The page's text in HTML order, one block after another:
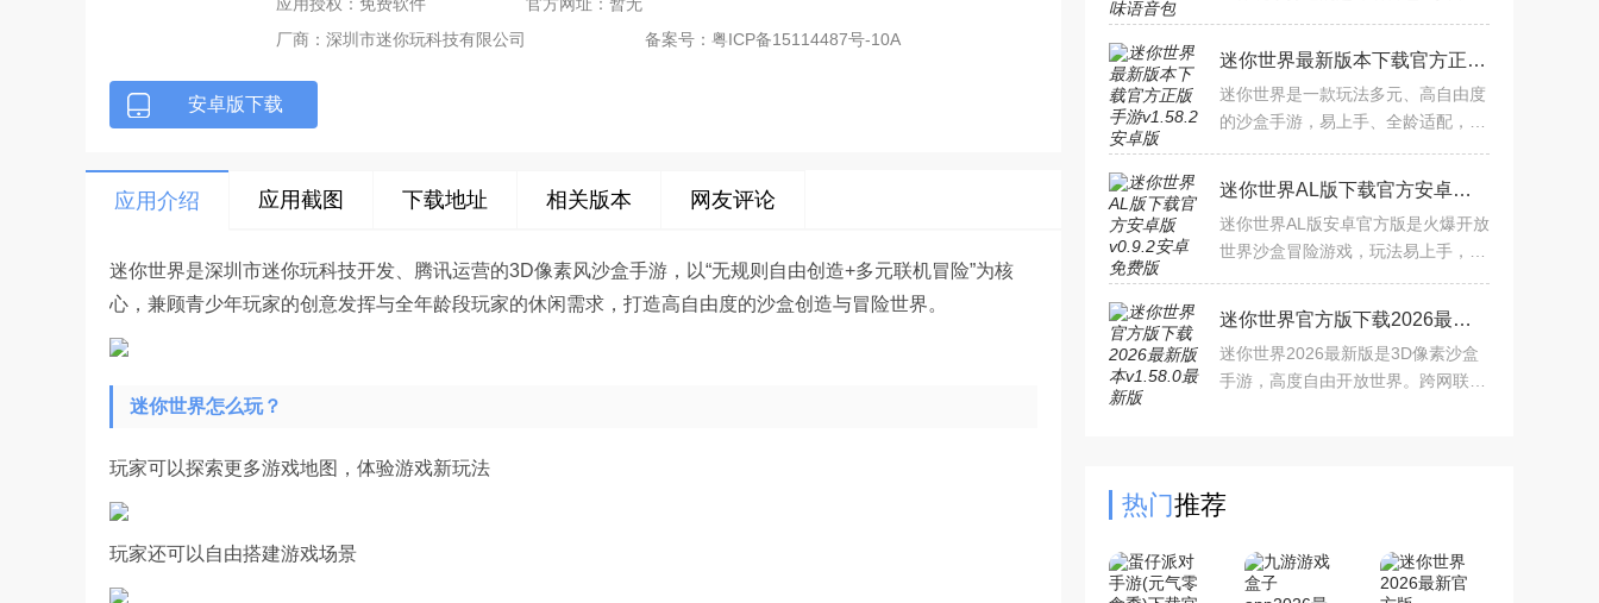
厂商： 深圳市迷你玩科技有限公司 备案号： 粤ICP备15114487号-10A
安卓版下载
应用介绍 应用截图 下载地址 相关版本 网友评论
迷你世界是深圳市迷你玩科技开发、腾讯运营的3D像素风沙盒手游，以“无规则自由创造+多元联机冒险”为核
心，兼顾青少年玩家的创意发挥与全年龄段玩家的休闲需求，打造高自由度的沙盒创造与冒险世界。
迷你世界怎么玩？
玩家可以探索更多游戏地图，体验游戏新玩法
玩家还可以自由搭建游戏场景
效，一键替换游戏内置语音，让方块
世界的冒险更加生动有趣。
迷你世界最新版本下载官方正版手游v1.58.2安卓版
迷你世界是一款玩法多元、高自由度
的沙盒手游，易上手、全龄适配，既
社交的乐趣，是沙盒爱好者的优质选
择。
迷你世界AL版下载官方安卓版v0.9.2安卓免费版
迷你世界AL版安卓官方版是火爆开放
世界沙盒冒险游戏，玩法易上手，高
台联机，动态生态系统，生存创造模
式任选。可自由建造建筑
迷你世界官方版下载2026最新版本v1.58.0最新版
迷你世界2026最新版是3D像素沙盒
手游，高度自由开放世界。跨网联机
热门推荐